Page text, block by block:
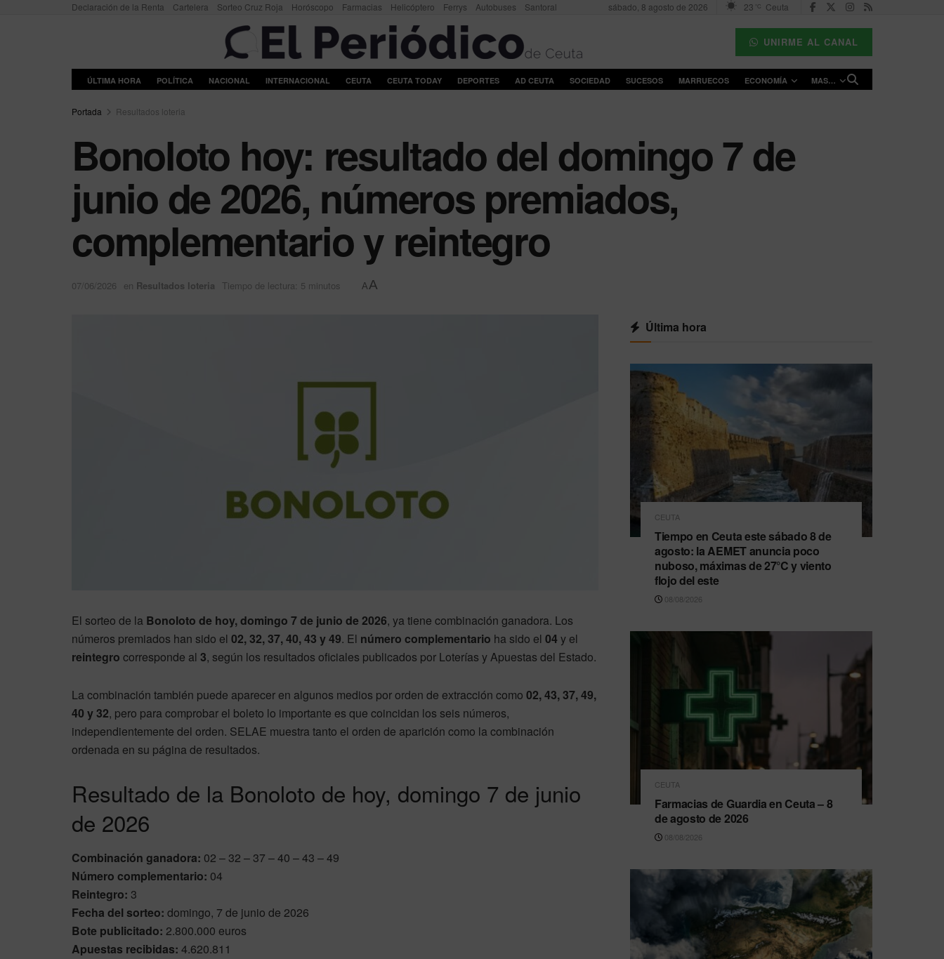
Declaración de la Renta Cartelera Sorteo Cruz Roja Horóscopo Farmacias Helicóptero Ferrys Autobuses Santoral sábado, 8 agosto de 2026 23 °C Ceuta
UNIRME AL CANAL
ÚLTIMA HORA POLÍTICA NACIONAL INTERNACIONAL CEUTA CEUTA TODAY DEPORTES AD CEUTA SOCIEDAD SUCESOS MARRUECOS ECONOMÍA MAS…
Portada Resultados loteria
Bonoloto hoy: resultado del domingo 7 de
junio de 2026, números premiados,
complementario y reintegro
07/06/2026 en Resultados loteria Tiempo de lectura: 5 minutos AA
El sorteo de la Bonoloto de hoy, domingo 7 de junio de 2026, ya tiene combinación ganadora. Los
números premiados han sido el 02, 32, 37, 40, 43 y 49. El número complementario ha sido el 04 y el
reintegro corresponde al 3, según los resultados oficiales publicados por Loterías y Apuestas del Estado.
La combinación también puede aparecer en algunos medios por orden de extracción como 02, 43, 37, 49,
40 y 32, pero para comprobar el boleto lo importante es que coincidan los seis números,
independientemente del orden. SELAE muestra tanto el orden de aparición como la combinación
ordenada en su página de resultados.
Resultado de la Bonoloto de hoy, domingo 7 de junio
de 2026
Combinación ganadora: 02 – 32 – 37 – 40 – 43 – 49
Número complementario: 04
Reintegro: 3
Fecha del sorteo: domingo, 7 de junio de 2026
Bote publicitado: 2.800.000 euros
Apuestas recibidas: 4.620.811
Última hora
CEUTA
Tiempo en Ceuta este sábado 8 de
agosto: la AEMET anuncia poco
nuboso, máximas de 27°C y viento
flojo del este
08/08/2026
CEUTA
Farmacias de Guardia en Ceuta – 8
de agosto de 2026
08/08/2026